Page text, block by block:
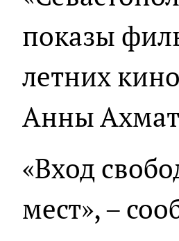
показы
летних
Анны
«Вход
мест», –